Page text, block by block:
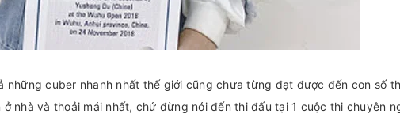
những cuber nhanh nhất thế giới cũng chưa từng đạt được đến con số
nhà và thoải mái nhất, chứ đừng nói đến thi đấu tại 1 cuộc thi chuyên